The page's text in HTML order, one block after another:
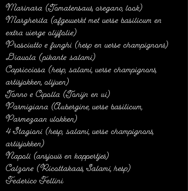
Marinara (Tomatensaus, oregano, look)
Margherita (afgewerkt met verse basilicum en
extra vierge olijfolie)
Prosciutto e funghi (hesp en verse champignons)
Diavola (pikante salami)
Capricciosa (hesp, salami, verse champignons,
artisjokken, olijven)
Tonno e Cipolla (Tonijn en ui)
Parmigiana (Aubergine, verse basilicum,
Parmezaan vlokken)
4 Stagioni (hesp, salami, verse champignons,
artisjokken)
Napoli (ansjovis en kappertjes)
Calzone (Ricottakaas, Salami, hesp)
Federico Fellini